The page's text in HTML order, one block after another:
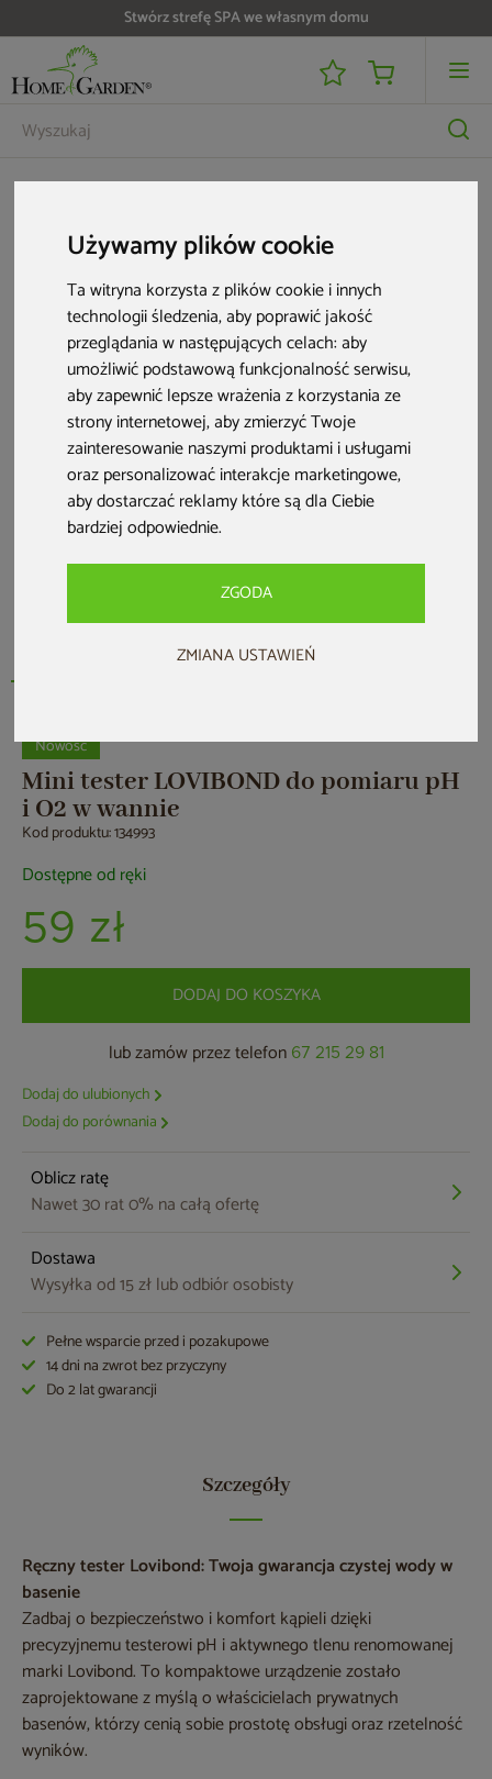
Używamy plików cookie
Ta witryna korzysta z plików cookie i innych
technologii śledzenia, aby poprawić jakość
przeglądania w następujących celach:aby
umożliwić podstawową funkcjonalność serwisu,
aby zapewnić lepsze wrażenia z korzystania ze
strony internetowej,aby zmierzyć Twoje
zainteresowanie naszymi produktami i usługami
oraz personalizować interakcje marketingowe,
aby dostarczać reklamy które są dla Ciebie
bardziej odpowiednie.
ZGODA
ZMIANA USTAWIEŃ
Stwórz strefę SPA we własnym domu
Nowość
Mini tester LOVIBOND do pomiaru pH
i O2 w wannie
Kod produktu: 134993
Dostępne od ręki
59 zł
DODAJ DO KOSZYKA
lub zamów przez telefon 67 215 29 81
Dodaj do ulubionych
Dodaj do porównania
Oblicz ratę
Nawet 30 rat 0% na całą ofertę
Dostawa
Wysyłka od 15 zł lub odbiór osobisty
Pełne wsparcie przed i pozakupowe
14 dni na zwrot bez przyczyny
Do 2 lat gwarancji
Szczegóły
Ręczny tester Lovibond: Twoja gwarancja czystej wody w
basenie
Zadbaj o bezpieczeństwo i komfort kąpieli dzięki
precyzyjnemu testerowi pH i aktywnego tlenu renomowanej
marki Lovibond. To kompaktowe urządzenie zostało
zaprojektowane z myślą o właścicielach prywatnych
basenów, którzy cenią sobie prostotę obsługi oraz rzetelność
wyników.